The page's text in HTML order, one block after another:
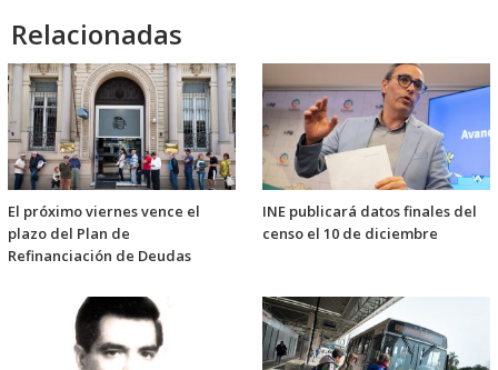
Relacionadas
El próximo viernes vence el
plazo del Plan de
Refinanciación de Deudas
INE publicará datos finales del
censo el 10 de diciembre